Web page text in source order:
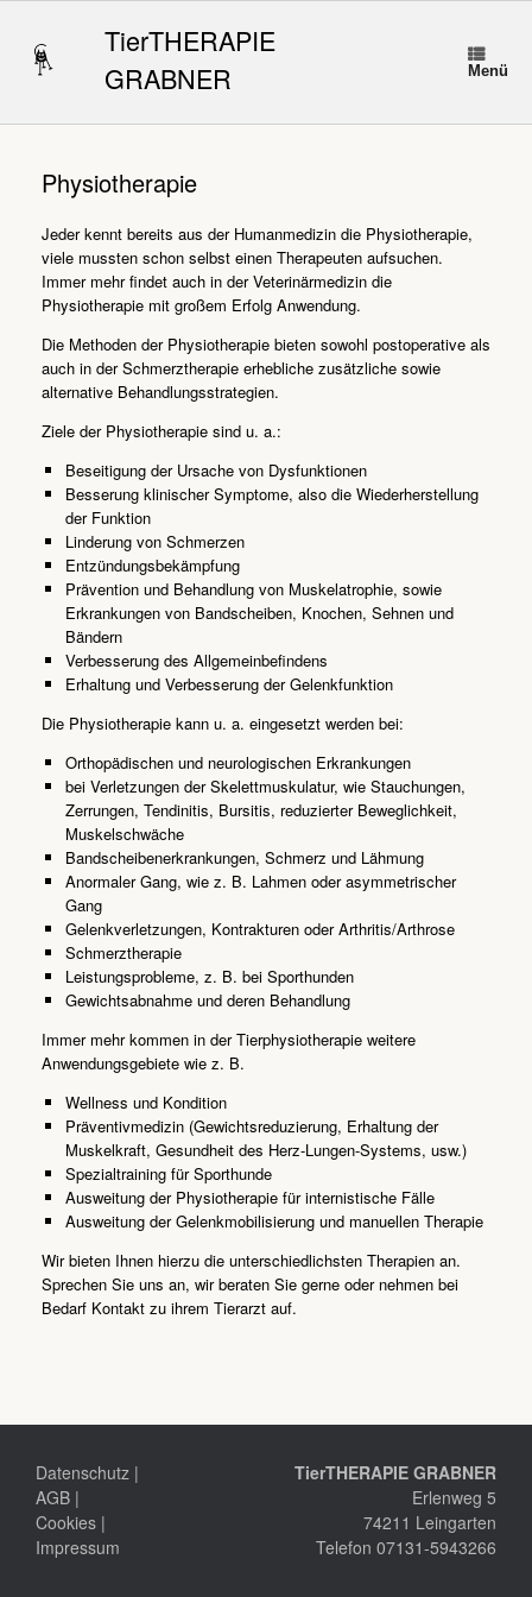
springen
TierTHERAPIE
GRABNER
Menü
Physiotherapie
Jeder kennt bereits aus der Humanmedizin die Physiotherapie,
viele mussten schon selbst einen Therapeuten aufsuchen.
Immer mehr findet auch in der Veterinärmedizin die
Physiotherapie mit großem Erfolg Anwendung.
Die Methoden der Physiotherapie bieten sowohl postoperative als
auch in der Schmerztherapie erhebliche zusätzliche sowie
alternative Behandlungsstrategien.
Ziele der Physiotherapie sind u. a.:
Beseitigung der Ursache von Dysfunktionen
Besserung klinischer Symptome, also die Wiederherstellung
der Funktion
Linderung von Schmerzen
Entzündungsbekämpfung
Prävention und Behandlung von Muskelatrophie, sowie
Erkrankungen von Bandscheiben, Knochen, Sehnen und
Bändern
Verbesserung des Allgemeinbefindens
Erhaltung und Verbesserung der Gelenkfunktion
Die Physiotherapie kann u. a. eingesetzt werden bei:
Orthopädischen und neurologischen Erkrankungen
bei Verletzungen der Skelettmuskulatur, wie Stauchungen,
Zerrungen, Tendinitis, Bursitis, reduzierter Beweglichkeit,
Muskelschwäche
Bandscheibenerkrankungen, Schmerz und Lähmung
Anormaler Gang, wie z. B. Lahmen oder asymmetrischer
Gang
Gelenkverletzungen, Kontrakturen oder Arthritis/Arthrose
Schmerztherapie
Leistungsprobleme, z. B. bei Sporthunden
Gewichtsabnahme und deren Behandlung
Immer mehr kommen in der Tierphysiotherapie weitere
Anwendungsgebiete wie z. B.
Wellness und Kondition
Präventivmedizin (Gewichtsreduzierung, Erhaltung der
Muskelkraft, Gesundheit des Herz-Lungen-Systems, usw.)
Spezialtraining für Sporthunde
Ausweitung der Physiotherapie für internistische Fälle
Ausweitung der Gelenkmobilisierung und manuellen Therapie
Wir bieten Ihnen hierzu die unterschiedlichsten Therapien an.
Sprechen Sie uns an, wir beraten Sie gerne oder nehmen bei
Bedarf Kontakt zu ihrem Tierarzt auf.
Datenschutz |
AGB |
Cookies |
Impressum
TierTHERAPIE GRABNER
Erlenweg 5
74211 Leingarten
Telefon 07131-5943266